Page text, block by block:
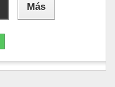
Más